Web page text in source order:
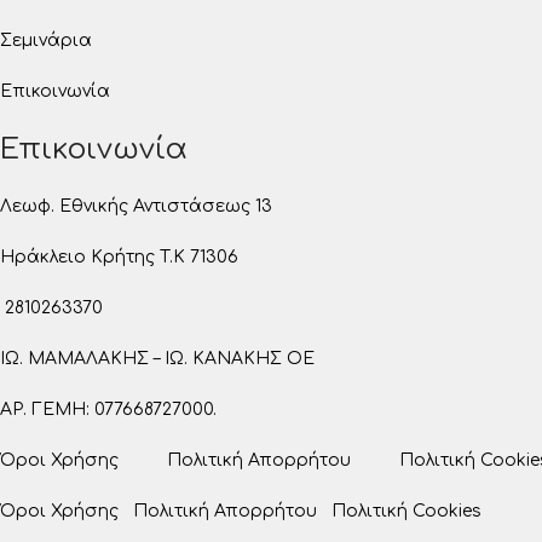
Σεμινάρια
Επικοινωνία
Επικοινωνία
Λεωφ. Εθνικής Αντιστάσεως 13
Ηράκλειο Κρήτης T.K 71306
2810263370
ΙΩ. ΜΑΜΑΛΑΚΗΣ – ΙΩ. ΚΑΝΑΚΗΣ ΟΕ
ΑΡ. ΓΕΜΗ: 077668727000.
Όροι Χρήσης Πολιτική Απορρήτου Πολιτική
Όροι Χρήσης Πολιτική Απορρήτου Πολιτική Cookies